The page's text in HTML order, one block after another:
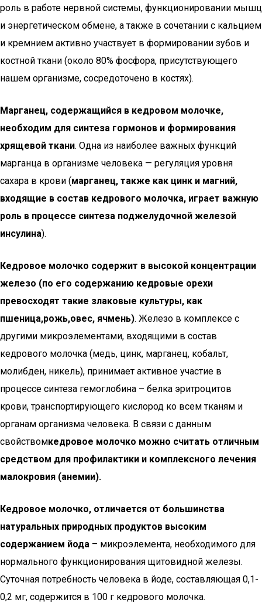
роль в работе нервной системы, функционировании мышц
и энергетическом обмене, а также в сочетании с кальцием
и кремнием активно участвует в формировании зубов и
костной ткани (около 80% фосфора, присутствующего
нашем организме, сосредоточено в костях).
Марганец, содержащийся в кедровом молочке,
необходим для синтеза гормонов и формирования
хрящевой ткани. Одна из наиболее важных функций
марганца в организме человека — регуляция уровня
сахара в крови (марганец, также как цинк и магний,
входящие в состав кедрового молочка, играет важную
роль в процессе синтеза поджелудочной железой
инсулина).
Кедровое молочко содержит в высокой концентрации
железо (по его содержанию кедровые орехи
превосходят такие злаковые культуры, как
пшеница,рожь,овес, ячмень). Железо в комплексе с
другими микроэлементами, входящими в состав
кедрового молочка (медь, цинк, марганец, кобальт,
молибден, никель), принимает активное участие в
процессе синтеза гемоглобина – белка эритроцитов
крови, транспортирующего кислород ко всем тканям и
органам организма человека. В связи с данным
свойствомкедровое молочко можно считать отличным
средством для профилактики и комплексного лечения
малокровия (анемии).
Кедровое молочко, отличается от большинства
натуральных природных продуктов высоким
содержанием йода – микроэлемента, необходимого для
нормального функционирования щитовидной железы.
Суточная потребность человека в йоде, составляющая 0,1-
0,2 мг, содержится в 100 г кедрового молочка.